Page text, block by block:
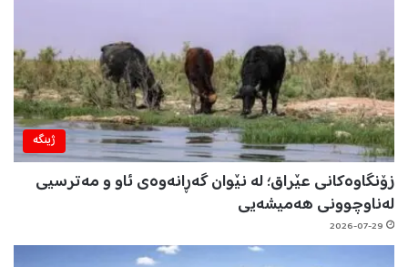
ژینگه‌
زۆنگاوەکانی عێراق؛ لە نێوان گەڕانەوەی ئاو و مەترسیی
لەناوچوونی هەمیشەیی
2026-07-29